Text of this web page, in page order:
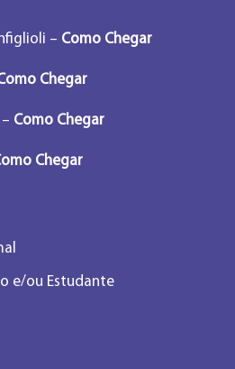
– Como Chegar
Chegar
Como Chegar
Chegar
e/ou Estudante